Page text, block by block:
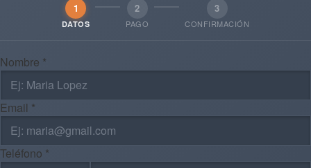
1
DATOS
2
PAGO
3
CONFIRMACIÓN
Nombre *
Email *
Teléfono *